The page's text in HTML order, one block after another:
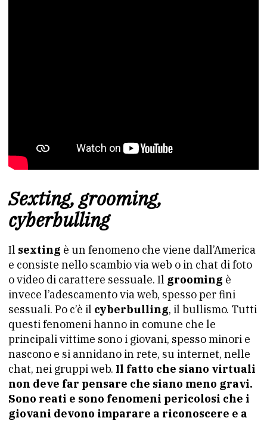
Sexting, grooming,
cyberbulling
Il sexting è un fenomeno che viene dall’America
e consiste nello scambio via web o in chat di foto
o video di carattere sessuale. Il grooming è
invece l’adescamento via web, spesso per fini
sessuali. Po c’è il cyberbulling, il bullismo. Tutti
questi fenomeni hanno in comune che le
principali vittime sono i giovani, spesso minori e
nascono e si annidano in rete, su internet, nelle
chat, nei gruppi web. Il fatto che siano virtuali
non deve far pensare che siano meno gravi.
Sono reati e sono fenomeni pericolosi che i
giovani devono imparare a riconoscere e a